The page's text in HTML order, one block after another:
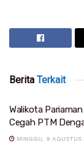
Berita Terkait
Walikota
Cegah PTM
MINGGU, 9 AGUSTUS